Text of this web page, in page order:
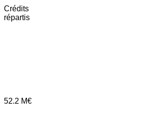
Crédits
répartis
52.2 M€